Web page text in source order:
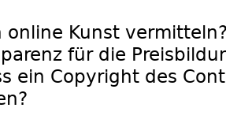
online Kunst
für die
ein Copyright des